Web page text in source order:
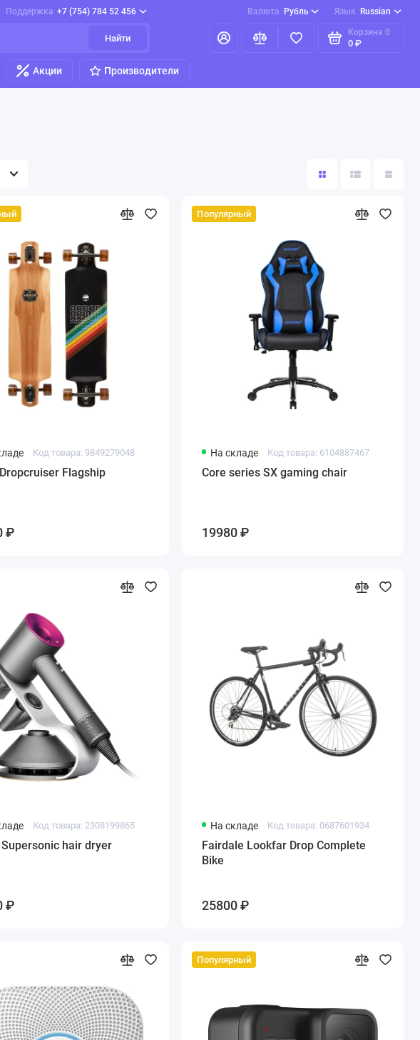
Поддержка +7 (754) 784 52 456 Валюта Рубль Язык Russian
Найти
Корзина 0
0 ₽
Акции Производители
Код товара: 9849279048
Flagship
₽
Популярный
На складе Код товара: 6104887467
Core series SX gaming chair
19980 ₽
Код товара: 2308199865
Supersonic hair dryer
₽
На складе Код товара: 0687601934
Fairdale Lookfar Drop Complete
Bike
25800 ₽
Популярный